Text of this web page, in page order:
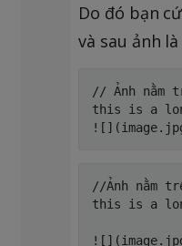
Do đó bạn
và sau ảnh
// Ảnh nằm
this is a
//Ảnh nằm
this is a